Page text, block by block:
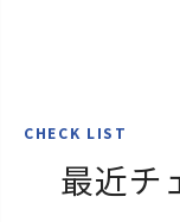
CHECK LIST
最近チ